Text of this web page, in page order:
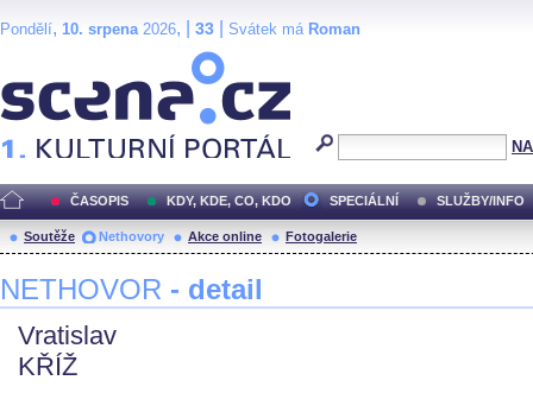
Pondělí, 10. srpena2026, | 33 Svátek má Roman
ČASOPIS KDY, KDE, CO, KDO SPECIÁLNÍ SLUŽBY/INFO
Soutěže Nethovory Akce online Fotogalerie
NETHOVOR - detail
Vratislav
KŘÍŽ